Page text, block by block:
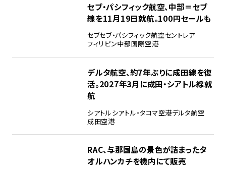
セブ・パシフィック航空、中部＝セブ
線を11月19日就航。100円セールも
セブセブ・パシフィック航空セントレア
フィリピン中部国際空港
デルタ航空、約7年ぶりに成田線を復
活。2027年3月に成田・シアトル線就
航
シアトルシアトル・タコマ空港デルタ航空
成田空港
RAC、与那国島の景色が詰まったタ
オルハンカチを機内にて販売